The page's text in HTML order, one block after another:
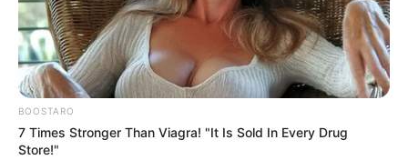
BOOSTARO
7 Times Stronger Than Viagra! "It Is Sold In Every Drug
Store!"